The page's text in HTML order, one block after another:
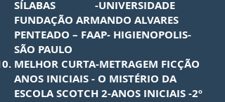
SÍLABAS -UNIVERSIDADE
FUNDAÇÃO ARMANDO ALVARES
PENTEADO – FAAP- HIGIENOPOLIS-
SÃO PAULO
MELHOR CURTA-METRAGEM FICÇÃO
ANOS INICIAIS - O MISTÉRIO DA
ESCOLA SCOTCH 2-ANOS INICIAIS -2º